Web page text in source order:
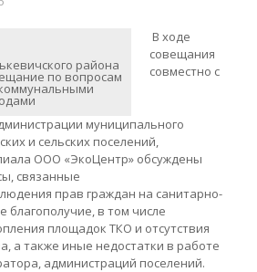
района
по вопросам
В ходе
совещания
совместно с
муниципального
и сельских поселений,
ООО «ЭкоЦентр» обсуждены
связанные
прав граждан на санитарно-
благополучие, в том числе
площадок ТКО и отсутствия
а также иные недостатки в работе
администраций поселений.